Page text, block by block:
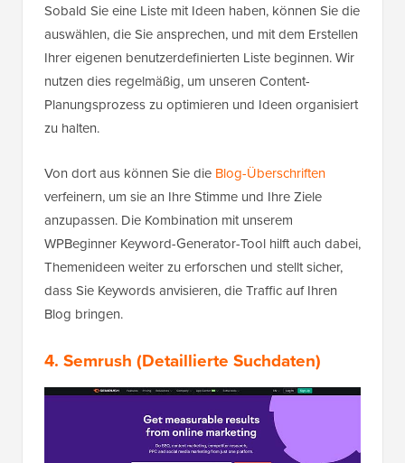
Sobald Sie eine Liste mit Ideen haben, können Sie die
auswählen, die Sie ansprechen, und mit dem Erstellen
Ihrer eigenen benutzerdefinierten Liste beginnen. Wir
nutzen dies regelmäßig, um unseren Content-
Planungsprozess zu optimieren und Ideen organisiert
zu halten.
Von dort aus können Sie die Blog-Überschriften
verfeinern, um sie an Ihre Stimme und Ihre Ziele
anzupassen. Die Kombination mit unserem
WPBeginner Keyword-Generator-Tool hilft auch dabei,
Themenideen weiter zu erforschen und stellt sicher,
dass Sie Keywords anvisieren, die Traffic auf Ihren
Blog bringen.
4. Semrush (Detaillierte Suchdaten)